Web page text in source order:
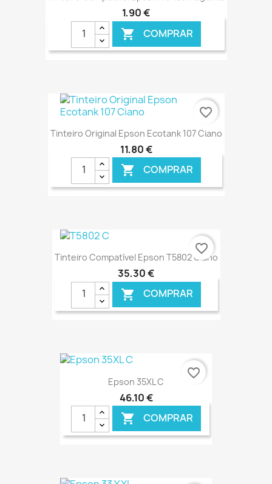
1,90 €
 COMPRAR
€ ONLINE
Tinteiro Original Epson Ecotank 107 Ciano
11,80 €
 COMPRAR
favorite_border
Tinteiro Compatível Epson T5802 Ciano
35,30 €
 COMPRAR
€ ONLINE
favorite_border
Epson 35XL C
46,10 €
 COMPRAR
favorite_border